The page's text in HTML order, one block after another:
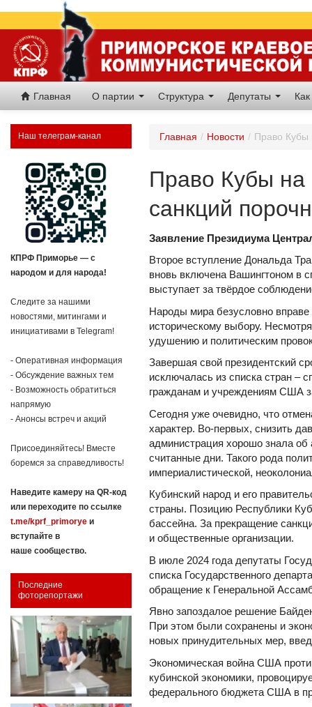
Главная О партии Структура Депутаты
Наш телеграм-канал
КПРФ Приморье — с
народом и для народа!
Следите за нашими
новостями, митингами и
инициативами в Telegram!
- Оперативная информация
- Обсуждение важных тем
- Возможность обратиться
напрямую
- Анонсы встреч и акций
Присоединяйтесь! Вместе
боремся за справедливость!
Наведите камеру на QR-код
или переходите по ссылке
t.me/kprf_primorye и
вступайте в
наше сообщество.
Последние
фоторепортажи
Главная / Новости / Право Кубы
Право Кубы на
санкций
Заявление Президиума
Второе вступление Дональда
вновь включена Вашингтоном в
выступает за твёрдое
Народы мира безусловно вправе
историческому выбору.
удушению и политическим
Завершая свой президентский
исключалась из списка стран –
гражданам и учреждениям США
Сегодня уже очевидно, что
характер. Во-первых, снизить
администрация хорошо знала об
считанные дни. Такого рода
империалистической,
Кубинский народ и его
страны. Позицию Республики
бассейна. За прекращение
и общественные организации.
В июле 2024 года депутаты
списка Государственного
обращение к Генеральной
Явно запоздалое решение
При этом были сохранены и
новых принудительных мер,
Экономическая война США
кубинской экономики,
федерального бюджета США в